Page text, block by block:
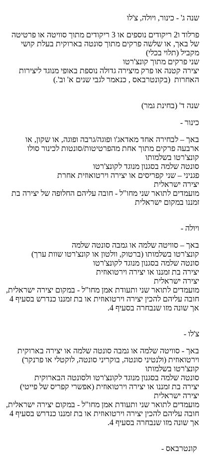
שנה ג' - כינור, ויולה, צ'לו
פרלוד ו2 ריקודים נוספים או 3 ריקודים מתוך סוויטה או פרטיטה
של באך, או שלשה פרקים מתוך סונטה בארוקית בעלת קושי
מקביל (תלוי בכלי)
שני פרקים מתוך קונצ'רטו
יצירה קטנה או פרק מיצירה גדולה נוספת באופי מנוגד ליצירות
האחרות (בקונטרבאס , כנאמר לגבי שנים א' וב'.)
שנה ד' (בחינת גמר)
כינור -
באך – לבחירה אחד מאדאג'ו ופוגה/גרבה ופוגה, או שקון, או
ארבעה פרקים מתוך אחת מהפרטיטות/סונטות לכינור סולו
קונצ'רטו בשלמותו
סונטה שלמה בסגנון מנוגד לקונצ'רטו
פגניני – שני קפריסים או יצירה וירטואוזית אחרת
יצירה ישראלית
מועמדים לתואר שני מחו"ל - חובה עליהם החלופה של יצירה בת
זמננו במקום ישראלית
ויולה -
באך – סוויטה שלמה או גמבה סונטה שלמה
קונצ'רטו בשלמותו (ברטוק, וולטון או קונצ'רטו שוות ערך)
סונטה שלמה בסגנון מנוגד לקונצ'רטו
יצירה בת זמננו או יצירה וירטואוזית
יצירה ישראלית
מועמדים לתואר שני ותעודת אמן מחו"ל - במקום יצירה ישראלית,
חובה עליהם להכין יצירה וירטואוזית או בת זמננו כנדרש בסעיף 4
אך שונה מזו שנבחרה בסעיף 4.
צ'לו -
באך - סוויטה שלמה או גמבה סונטה שלמה או יצירה בארוקית
וירטואוזית (ולנטיני סונטה, בוקריני סונטה, לוקטלי או פרנקר)
קונצ'רטו בשלמותו
סונטה שלמה בסגנון מנוגד לקונצ'רטו ולסונטה הבארוקית
יצירה בת זמננו או יצירה וירטואוזית (אפשרי קפריס של פייטי)
יצירה ישראלית
מועמדים לתואר שני ותעודת אמן מחו"ל - במקום יצירה ישראלית,
חובה עליהם להכין יצירה וירטואוזית או בת זמננו כנדרש בסעיף 4
אך שונה מזו שנבחרה בסעיף 4.
קונטרבאס -